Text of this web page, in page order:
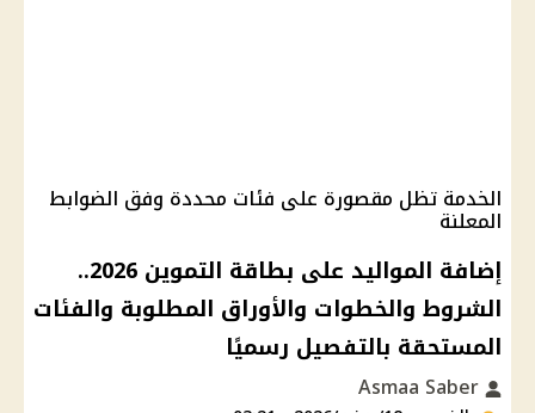
الخدمة تظل مقصورة على فئات محددة وفق الضوابط
المعلنة
إضافة المواليد على بطاقة التموين 2026..
الشروط والخطوات والأوراق المطلوبة والفئات
المستحقة بالتفصيل رسميًا